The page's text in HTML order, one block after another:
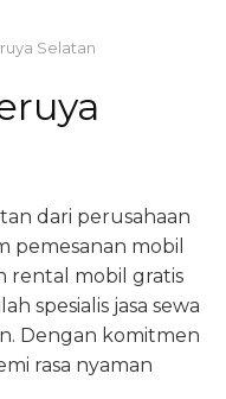
Selatan
dari perusahaan
pemesanan mobil
rental mobil gratis
spesialis jasa sewa
Dengan komitmen
rasa nyaman